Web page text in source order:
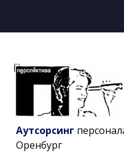
Аутсорсинг
Оренбург